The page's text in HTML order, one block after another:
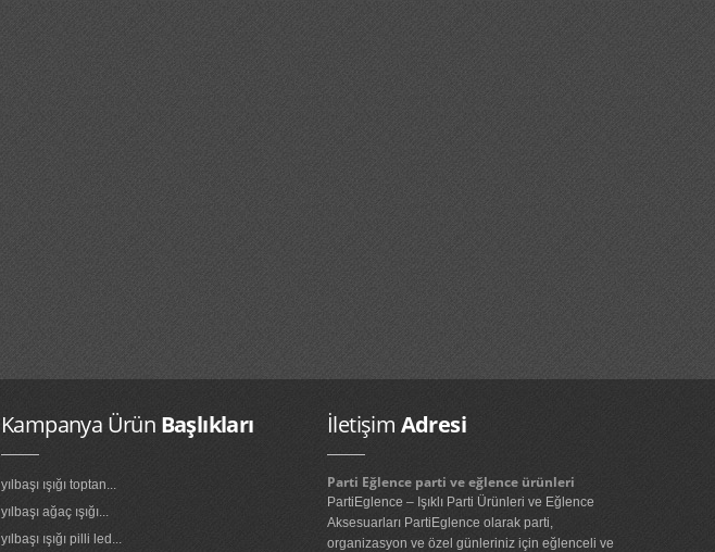
Kampanya Ürün Başlıkları
yılbaşı ışığı toptan...
yılbaşı ağaç ışığı...
yılbaşı ışığı pilli led...
İletişim Adresi
Parti Eğlence parti ve eğlence ürünleri
PartiEglence – Işıklı Parti Ürünleri ve Eğlence
Aksesuarları PartiEglence olarak parti,
organizasyon ve özel günleriniz için eğlenceli ve